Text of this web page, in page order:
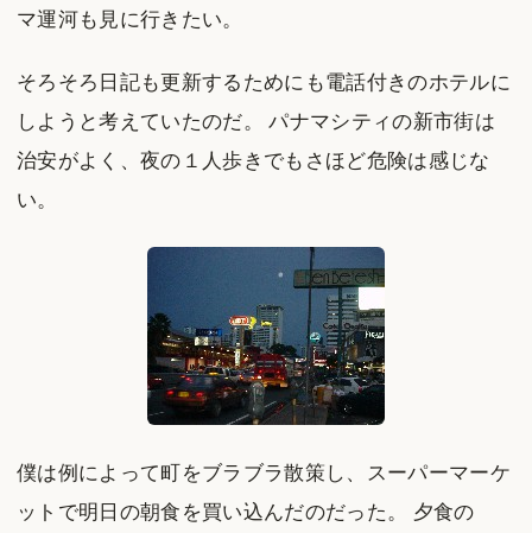
マ運河も見に行きたい。
そろそろ日記も更新するためにも電話付きのホテルに
しようと考えていたのだ。 パナマシティの新市街は
治安がよく、夜の１人歩きでもさほど危険は感じな
い。
僕は例によって町をブラブラ散策し、スーパーマーケ
ットで明日の朝食を買い込んだのだった。 夕食の